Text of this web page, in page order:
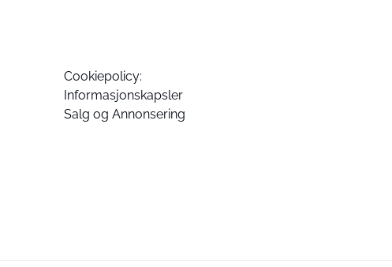
Cookiepolicy:
Informasjonskapsler
Salg og Annonsering